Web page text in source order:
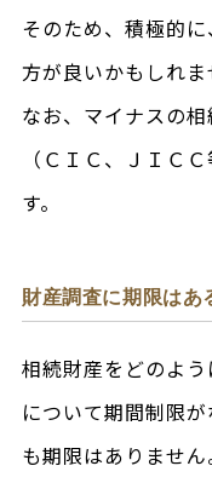
そのため、積極的
方が良いかもしれま
なお、マイナスの
（ＣＩＣ、ＪＩＣ
す。
財産調査に期限はあ
相続財産をどのよ
について期間制限
も期限はありません